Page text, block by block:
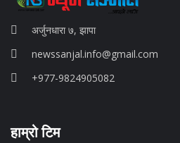
अर्जुनधारा ७, झापा
newssanjal.info@gmail.com
+977-9824905082
b88 slot
हाम्रो टिम